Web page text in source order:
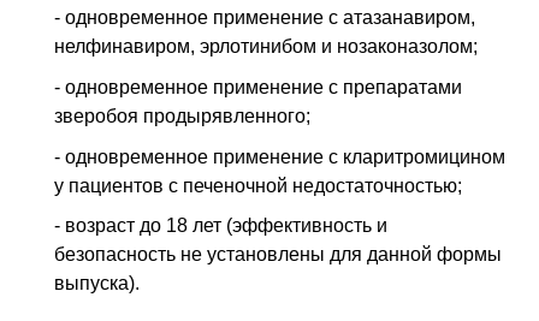
- одновременное применение с атазанавиром,
нелфинавиром, эрлотинибом и нозаконазолом;
- одновременное применение с препаратами
зверобоя продырявленного;
- одновременное применение с кларитромицином
у пациентов с печеночной недостаточностью;
- возраст до 18 лет (эффективность и
безопасность не установлены для дан­ной формы
выпуска).